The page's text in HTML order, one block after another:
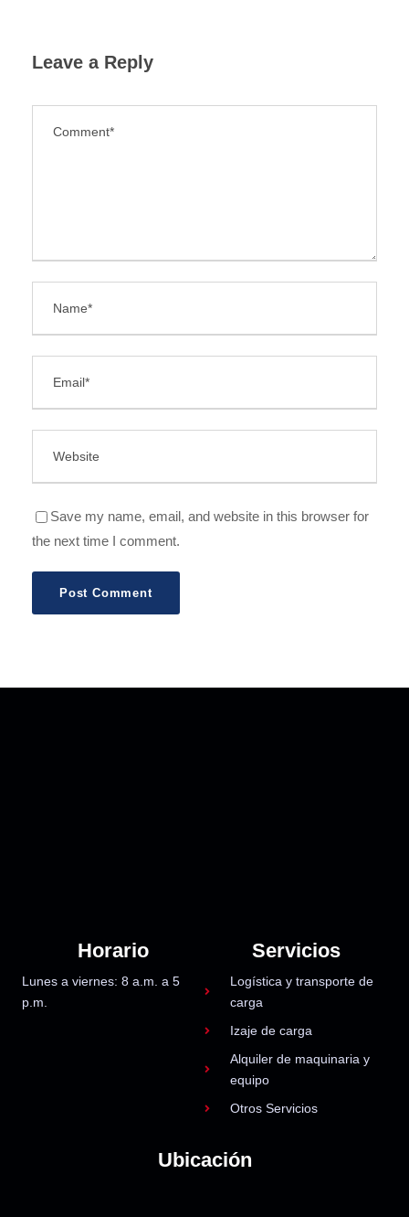
Leave a Reply
Save my name, email, and website in this browser for
the next time I comment.
Horario
Lunes a viernes: 8 a.m. a 5
p.m.
Servicios
Logística y transporte de
carga
Izaje de carga
Alquiler de maquinaria y
equipo
Otros Servicios
Ubicación